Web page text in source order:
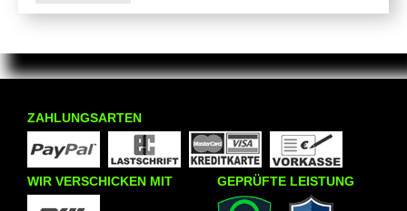
ZAHLUNGSARTEN
WIR VERSCHICKEN MIT GEPRÜFTE LEISTUNG